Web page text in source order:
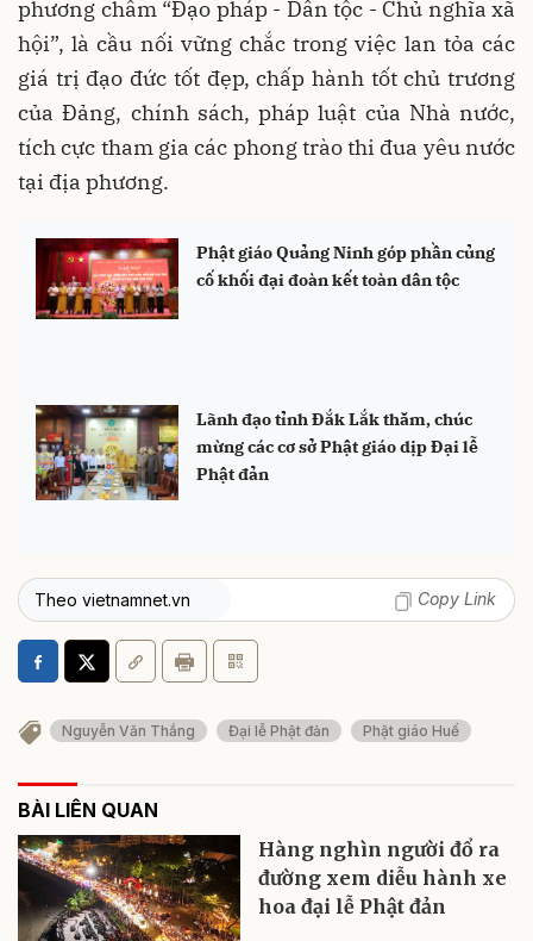
phương châm “Đạo pháp - Dân tộc - Chủ nghĩa xã
hội”, là cầu nối vững chắc trong việc lan tỏa các
giá trị đạo đức tốt đẹp, chấp hành tốt chủ trương
của Đảng, chính sách, pháp luật của Nhà nước,
tích cực tham gia các phong trào thi đua yêu nước
tại địa phương.
Phật giáo Quảng Ninh góp phần củng
cố khối đại đoàn kết toàn dân tộc
Lãnh đạo tỉnh Đắk Lắk thăm, chúc
mừng các cơ sở Phật giáo dịp Đại lễ
Phật đản
Theo vietnamnet.vn Copy Link
Nguyễn Văn Thắng Đại lễ Phật đản Phật giáo Huế
BÀI LIÊN QUAN
Hàng nghìn người đổ ra
đường xem diễu hành xe
hoa đại lễ Phật đản